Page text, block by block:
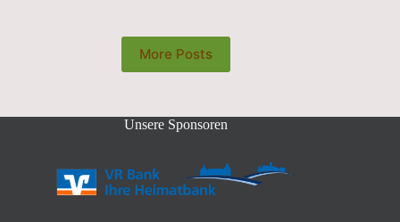
More Posts
Unsere Sponsoren